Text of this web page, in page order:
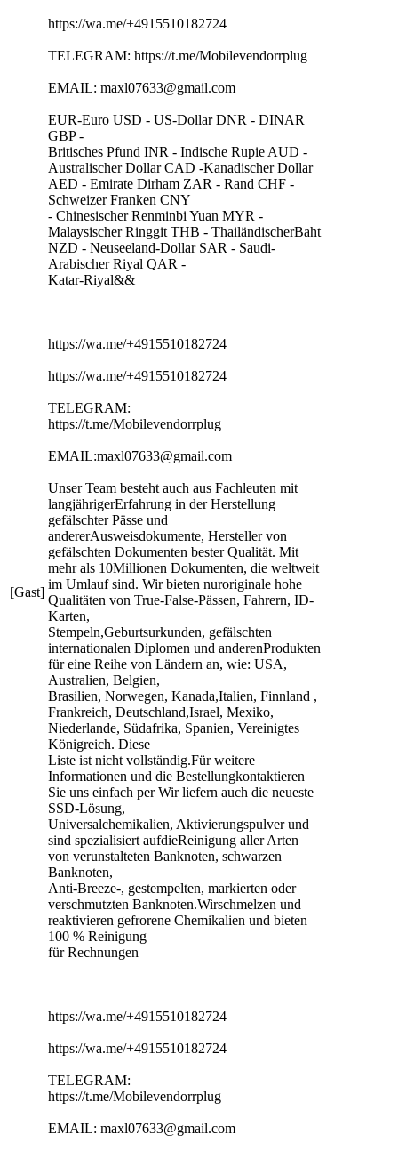
[Gast]
https://wa.me/+4915510182724
TELEGRAM: https://t.me/Mobilevendorrplug
EMAIL: maxl07633@gmail.com
EUR-Euro USD - US-Dollar DNR - DINAR
GBP -
Britisches Pfund INR - Indische Rupie AUD -
Australischer Dollar CAD -Kanadischer Dollar
AED - Emirate Dirham ZAR - Rand CHF -
Schweizer Franken CNY
- Chinesischer Renminbi Yuan MYR -
Malaysischer Ringgit THB - ThailändischerBaht
NZD - Neuseeland-Dollar SAR - Saudi-
Arabischer Riyal QAR -
Katar-Riyal&&
https://wa.me/+4915510182724
https://wa.me/+4915510182724
TELEGRAM:
https://t.me/Mobilevendorrplug
EMAIL:maxl07633@gmail.com
Unser Team besteht auch aus Fachleuten mit
langjährigerErfahrung in der Herstellung
gefälschter Pässe und
andererAusweisdokumente, Hersteller von
gefälschten Dokumenten bester Qualität. Mit
mehr als 10Millionen Dokumenten, die weltweit
im Umlauf sind. Wir bieten nuroriginale hohe
Qualitäten von True-False-Pässen, Fahrern, ID-
Karten,
Stempeln,Geburtsurkunden, gefälschten
internationalen Diplomen und anderenProdukten
für eine Reihe von Ländern an, wie: USA,
Australien, Belgien,
Brasilien, Norwegen, Kanada,Italien, Finnland ,
Frankreich, Deutschland,Israel, Mexiko,
Niederlande, Südafrika, Spanien, Vereinigtes
Königreich. Diese
Liste ist nicht vollständig.Für weitere
Informationen und die Bestellungkontaktieren
Sie uns einfach per Wir liefern auch die neueste
SSD-Lösung,
Universalchemikalien, Aktivierungspulver und
sind spezialisiert aufdieReinigung aller Arten
von verunstalteten Banknoten, schwarzen
Banknoten,
Anti-Breeze-, gestempelten, markierten oder
verschmutzten Banknoten.Wirschmelzen und
reaktivieren gefrorene Chemikalien und bieten
100 % Reinigung
für Rechnungen
https://wa.me/+4915510182724
https://wa.me/+4915510182724
TELEGRAM:
https://t.me/Mobilevendorrplug
EMAIL: maxl07633@gmail.com